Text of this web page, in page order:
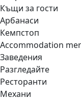
Къщи за гости
Арбанаси
Кемпстоп
Accommodation
Заведения
Разгледайте
Ресторанти
Механи